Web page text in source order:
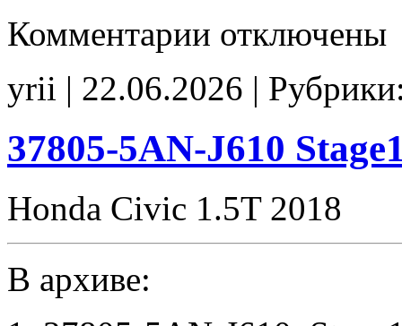
Комментарии записи
A840
E0
VCM_off
P2646_off
CHK(ok)
отключены
yrii | 22.06.2026 |
37805-5AN-J610
Honda Civic 1.5T 2018
В архиве: